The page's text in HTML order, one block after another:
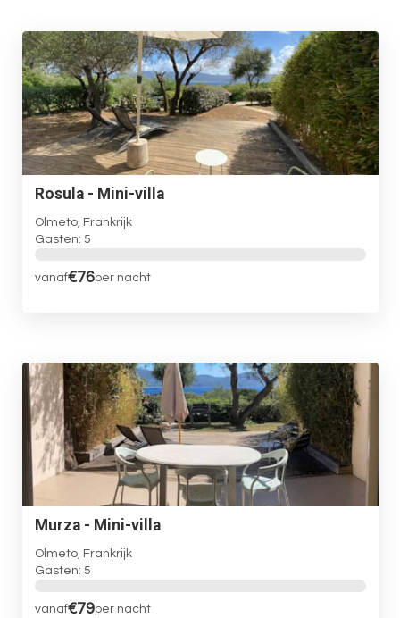
Rosula - Mini-villa
Olmeto, Frankrijk
Gasten: 5
vanaf€76per nacht
Murza - Mini-villa
Olmeto, Frankrijk
Gasten: 5
vanaf€79per nacht